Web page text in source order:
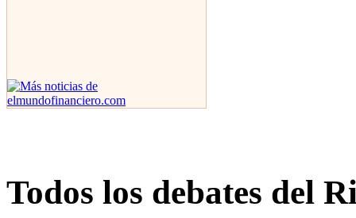
Todos los debates del